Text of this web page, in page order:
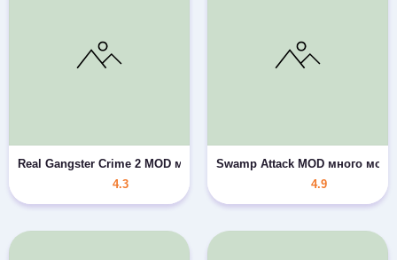
Real Gangster Crime 2 MOD много денег/гемов
4.3
Swamp Attack MOD много
4.9